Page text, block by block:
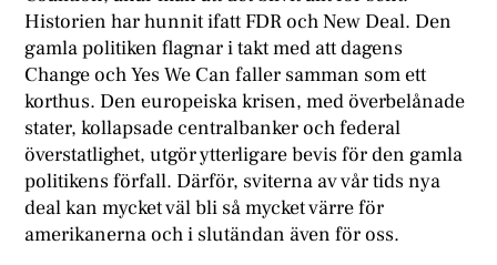
Historien har hunnit ifatt FDR och New Deal. Den
gamla politiken flagnar i takt med att dagens
Change och Yes We Can faller samman som ett
korthus. Den europeiska krisen, med överbelånade
stater, kollapsade centralbanker och federal
överstatlighet, utgör ytterligare bevis för den gamla
politikens förfall. Därför, sviterna av vår tids nya
deal kan mycket väl bli så mycket värre för
amerikanerna och i slutändan även för oss.